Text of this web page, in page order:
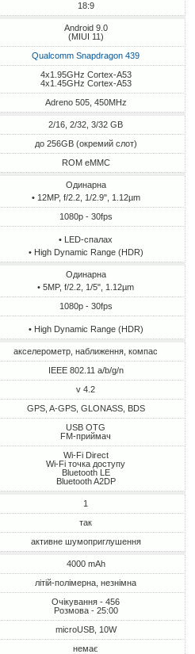
18:9
Android 9.0
(MIUI 11)
Qualcomm Snapdragon 439
4x1.95GHz Cortex-A53
4x1.45GHz Cortex-A53
Adreno 505, 450MHz
2/16, 2/32, 3/32 GB
до 256GB (окремий слот)
ROM eMMC
Одинарна
• 12MP, f/2.2, 1/2.9", 1.12µm
1080p - 30fps
• LED-спалах
• High Dynamic Range (HDR)
Одинарна
• 5MP, f/2.2, 1/5", 1.12µm
1080p - 30fps
• High Dynamic Range (HDR)
акселерометр, наближення, компас
IEEE 802.11 a/b/g/n
v 4.2
GPS, A-GPS, GLONASS, BDS
USB OTG
FM-приймач
Wi-Fi Direct
Wi-Fi точка доступу
Bluetooth LE
Bluetooth A2DP
1
так
активне шумоприглушення
4000 mAh
літій-полімерна, незнімна
Очікування - 456
Розмова - 25:00
microUSB, 10W
немає